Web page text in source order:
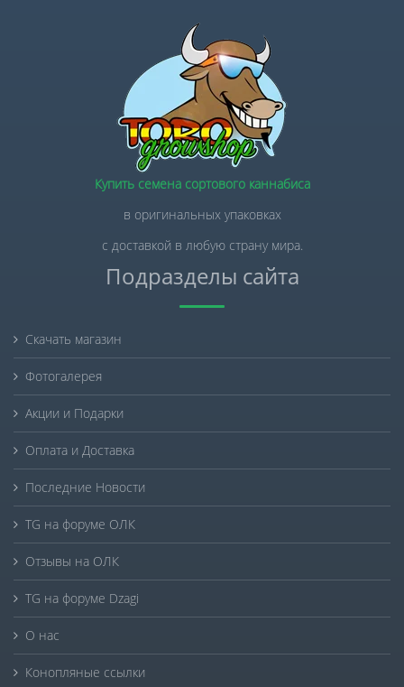
Купить семена сортового каннабиса
в оригинальных упаковках
с доставкой в любую страну мира.
Подразделы сайта
Скачать магазин
Фотогалерея
Акции и Подарки
Оплата и Доставка
Последние Новости
TG на форуме ОЛК
Отзывы на ОЛК
TG на форуме Dzagi
О нас
Конопляные ссылки